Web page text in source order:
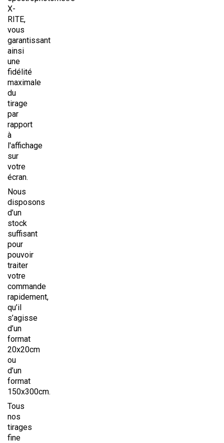
X-
RITE,
vous
garantissant
ainsi
une
fidélité
maximale
du
tirage
par
rapport
à
l'affichage
sur
votre
écran.
Nous
disposons
d’un
stock
suffisant
pour
pouvoir
traiter
votre
commande
rapidement,
qu’il
s’agisse
d’un
format
20x20cm
ou
d’un
format
150x300cm.
Tous
nos
tirages
fine